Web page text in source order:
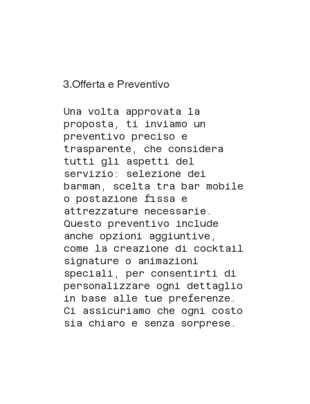
3.Offerta e Preventivo
Una volta approvata la
proposta, ti inviamo un
preventivo preciso e
trasparente, che considera
tutti gli aspetti del
servizio: selezione dei
barman, scelta tra bar mobile
o postazione fissa e
attrezzature necessarie.
Questo preventivo include
anche opzioni aggiuntive,
come la creazione di cocktail
signature o animazioni
speciali, per consentirti di
personalizzare ogni dettaglio
in base alle tue preferenze.
Ci assicuriamo che ogni costo
sia chiaro e senza sorprese.